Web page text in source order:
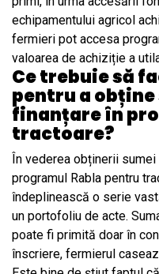
echipamentului agricol
fermieri pot accesa
valoarea de achiziție a
Ce trebuie să
pentru a
finanțare în
tractoare?
În vederea obținerii
programul Rabla pentru
îndeplinească o serie
un portofoliu de acte.
poate fi primită doar în
înscriere, fermierul